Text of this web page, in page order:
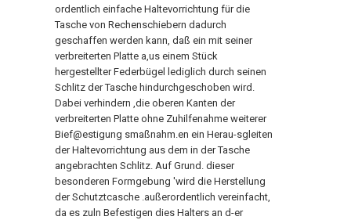
ordentlich einfache Haltevorrichtung für die
Tasche von Rechenschiebern dadurch
geschaffen werden kann, daß ein mit seiner
verbreiterten Platte a,us einem Stück
hergestellter Federbügel lediglich durch seinen
Schlitz der Tasche hindurchgeschoben wird.
Dabei verhindern ,die oberen Kanten der
verbreiterten Platte ohne Zuhilfenahme weiterer
Bief@estigung smaßnahm.en ein Herau-sgleiten
der Haltevorrichtung aus dem in der Tasche
angebrachten Schlitz. Auf Grund. dieser
besonderen Formgebung 'wird die Herstellung
der Schutztcasche .außerordentlich vereinfacht,
da es zuln Befestigen dies Halters an d-er